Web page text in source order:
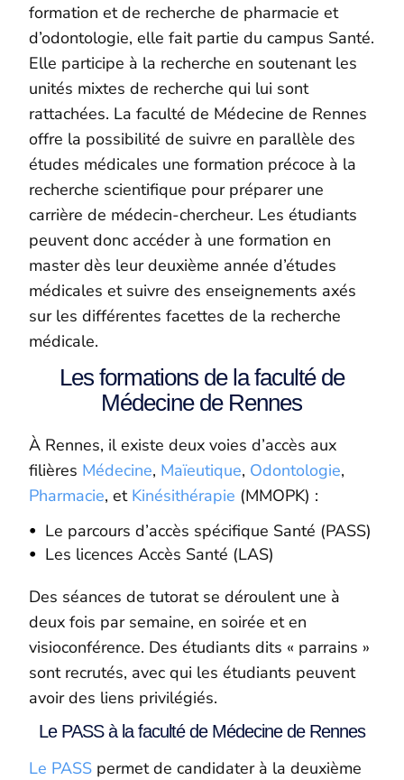
formation et de recherche de pharmacie et
d’odontologie, elle fait partie du campus Santé.
Elle participe à la recherche en soutenant les
unités mixtes de recherche qui lui sont
rattachées. La faculté de Médecine de Rennes
offre la possibilité de suivre en parallèle des
études médicales une formation précoce à la
recherche scientifique pour préparer une
carrière de médecin-chercheur. Les étudiants
peuvent donc accéder à une formation en
master dès leur deuxième année d’études
médicales et suivre des enseignements axés
sur les différentes facettes de la recherche
médicale.
Les formations de la faculté de
Médecine de Rennes
À Rennes, il existe deux voies d’accès aux
filières Médecine, Maïeutique, Odontologie,
Pharmacie, et Kinésithérapie (MMOPK) :
Le parcours d’accès spécifique Santé (PASS)
Les licences Accès Santé (LAS)
Des séances de tutorat se déroulent une à
deux fois par semaine, en soirée et en
visioconférence. Des étudiants dits « parrains »
sont recrutés, avec qui les étudiants peuvent
avoir des liens privilégiés.
Le PASS à la faculté de Médecine de Rennes
Le PASS permet de candidater à la deuxième